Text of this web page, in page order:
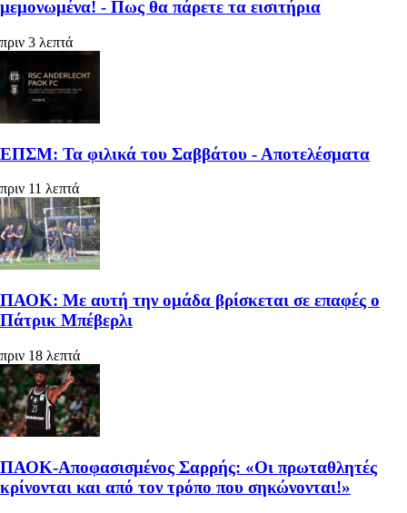
μεμονωμένα! - Πως θα πάρετε τα εισιτήρια
πριν 3 λεπτά
ΕΠΣΜ: Τα φιλικά του Σαββάτου - Αποτελέσματα
πριν 11 λεπτά
ΠΑΟΚ: Με αυτή την ομάδα βρίσκεται σε επαφές ο
Πάτρικ Μπέβερλι
πριν 18 λεπτά
ΠΑΟΚ-Αποφασισμένος Σαρρής: «Οι πρωταθλητές
κρίνονται και από τον τρόπο που σηκώνονται!»